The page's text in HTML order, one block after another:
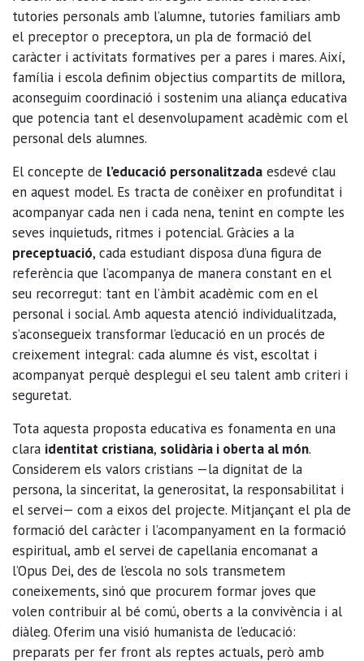
tutories personals amb l’alumne, tutories familiars amb
el preceptor o preceptora, un pla de formació del
caràcter i activitats formatives per a pares i mares. Així,
família i escola definim objectius compartits de millora,
aconseguim coordinació i sostenim una aliança educativa
que potencia tant el desenvolupament acadèmic com el
personal dels alumnes.
El concepte de l’educació personalitzada esdevé clau
en aquest model. Es tracta de conèixer en profunditat i
acompanyar cada nen i cada nena, tenint en compte les
seves inquietuds, ritmes i potencial. Gràcies a la
preceptuació, cada estudiant disposa d’una figura de
referència que l’acompanya de manera constant en el
seu recorregut: tant en l’àmbit acadèmic com en el
personal i social. Amb aquesta atenció individualitzada,
s’aconsegueix transformar l’educació en un procés de
creixement integral: cada alumne és vist, escoltat i
acompanyat perquè desplegui el seu talent amb criteri i
seguretat.
Tota aquesta proposta educativa es fonamenta en una
clara identitat cristiana, solidària i oberta al món.
Considerem els valors cristians —la dignitat de la
persona, la sinceritat, la generositat, la responsabilitat i
el servei— com a eixos del projecte. Mitjançant el pla de
formació del caràcter i l’acompanyament en la formació
espiritual, amb el servei de capellania encomanat a
l’Opus Dei, des de l’escola no sols transmetem
coneixements, sinó que procurem formar joves que
volen contribuir al bé comú, oberts a la convivència i al
diàleg. Oferim una visió humanista de l’educació:
preparats per fer front als reptes actuals, però amb